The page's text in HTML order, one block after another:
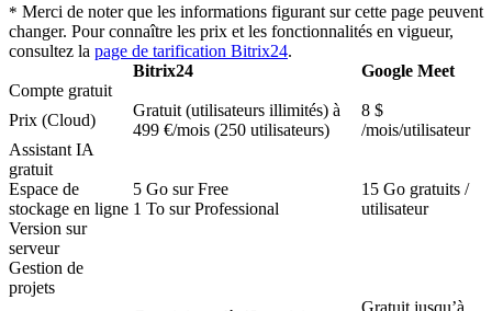
* Merci de noter que les informations figurant sur cette page peuvent
changer. Pour connaître les prix et les fonctionnalités en vigueur,
consultez la page de tarification Bitrix24.
Bitrix24
Google Meet
Compte gratuit
Prix (Cloud)
Gratuit (utilisateurs illimités) à
499 €/mois (250 utilisateurs)
8 $
/mois/utilisateur
Assistant IA
gratuit
Espace de
stockage en ligne
5 Go sur Free
1 To sur Professional
15 Go gratuits /
utilisateur
Version sur
serveur
Gestion de
projets
Gratuit jusqu’à